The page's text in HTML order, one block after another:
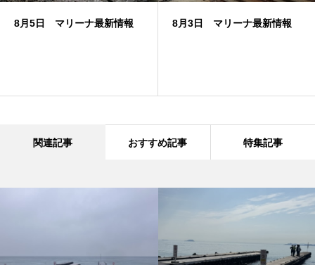
8月5日 マリーナ最新情報 8月3日 マリーナ最新情報
関連記事 おすすめ記事 特集記事